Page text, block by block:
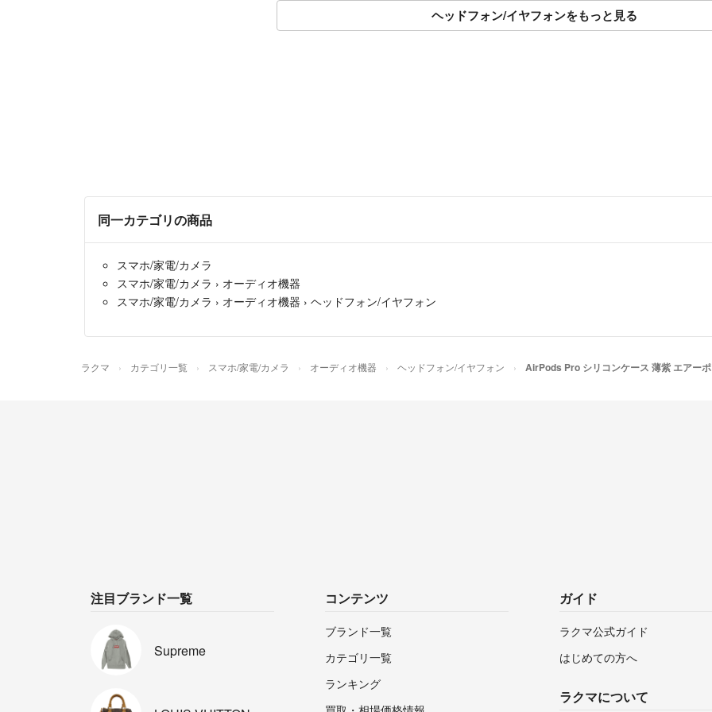
おまとめ割引で
お気軽にコメント
ございます。
新品未開封でお
❇️お取引完了後
ヘッドフォン/イヤフォンをもっと見る
同一カテゴリの商品
スマホ/家電/カメラ
スマホ/家電/カメラ › オーディオ機器
スマホ/家電/カメラ › オーディオ機器 › ヘッドフォン/イヤフォン
ラクマ カテゴリ一覧 スマホ/家電/カメラ オーディオ機器 ヘッドフォン/イヤフォン AirPods Pro シリコンケース 薄紫 エアー
注目ブランド一覧
Supreme
コンテンツ
ブランド一覧
カテゴリ一覧
ランキング
ガイド
ラクマ公式ガイド
はじめての方へ
ラクマについて